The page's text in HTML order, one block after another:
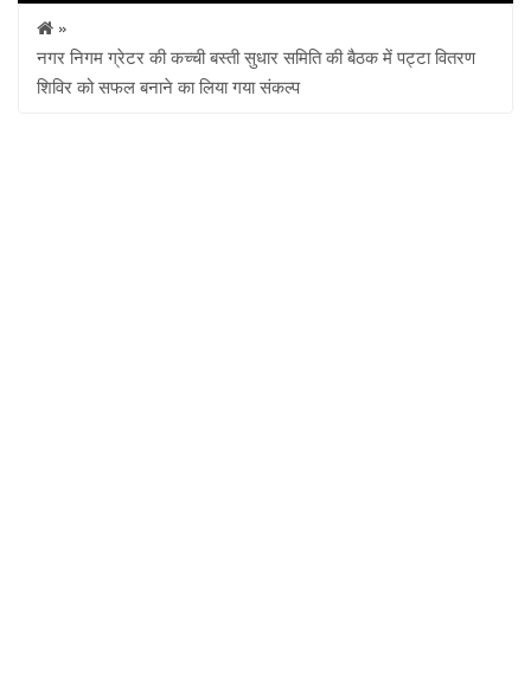
»
नगर निगम ग्रेटर की कच्ची बस्ती सुधार समिति की बैठक में पट्टा वितरण
शिविर को सफल बनाने का लिया गया संकल्प